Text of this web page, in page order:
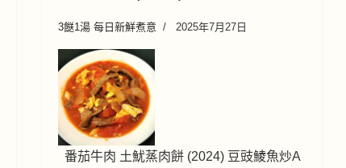
3餸1湯 每日新鮮煮意 2025年7月27日
番茄牛肉 土魷蒸肉餅 (2024) 豆豉鯪魚炒A